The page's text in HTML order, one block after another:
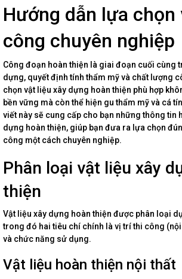
Hướng dẫn lựa chọn
công chuyên nghiệp
Công đoạn hoàn thiện là giai đoạn cuối cùng
dựng, quyết định tính thẩm mỹ và chất lượng
chọn vật liệu xây dựng hoàn thiện phù hợp
bền vững mà còn thể hiện gu thẩm mỹ và cá
viết này sẽ cung cấp cho bạn những thông tin
dựng hoàn thiện, giúp bạn đưa ra lựa chọn
công một cách chuyên nghiệp.
Phân loại vật liệu xây
thiện
Vật liệu xây dựng hoàn thiện được phân loại
trong đó hai tiêu chí chính là vị trí thi công
và chức năng sử dụng.
Vật liệu hoàn thiện nội thất